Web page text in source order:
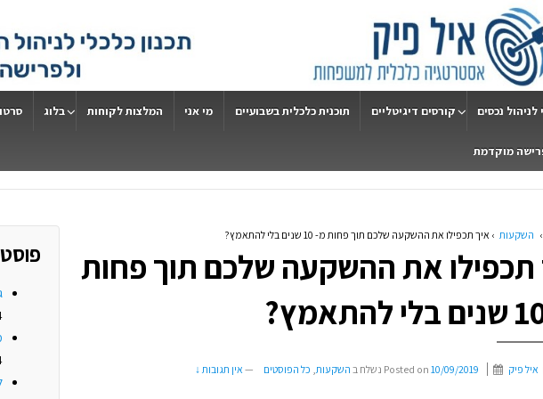
לניהול נכסים קורסים דיגיטליים תוכנית כלכלית בשבועיים מי אני המלצות לקוחות בלוג
מוקדמת
› השקעות › איך תכפילו את ההשקעה שלכם תוך פחות מ- 10 שנים בלי להתאמץ?
תכפילו את ההשקעה שלכם תוך פחות
איל פיק Posted on 10/09/2019 נשלח ב השקעות, כל הפוסטים — אין תגובות ↓